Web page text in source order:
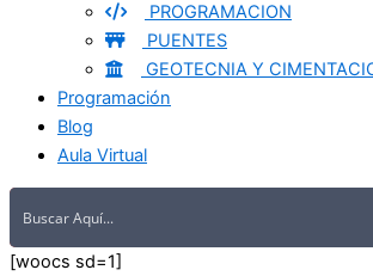
PROGRAMACION
PUENTES
GEOTECNIA Y
Programación
Blog
Aula Virtual
[woocs sd=1]